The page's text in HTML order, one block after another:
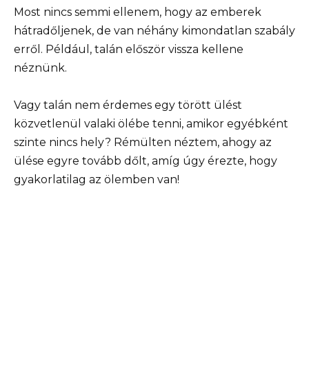
Most nincs semmi ellenem, hogy az emberek
hátradőljenek, de van néhány kimondatlan szabály
erről. Például, talán először vissza kellene
néznünk.
Vagy talán nem érdemes egy törött ülést
közvetlenül valaki ölébe tenni, amikor egyébként
szinte nincs hely? Rémülten néztem, ahogy az
ülése egyre tovább dőlt, amíg úgy érezte, hogy
gyakorlatilag az ölemben van!